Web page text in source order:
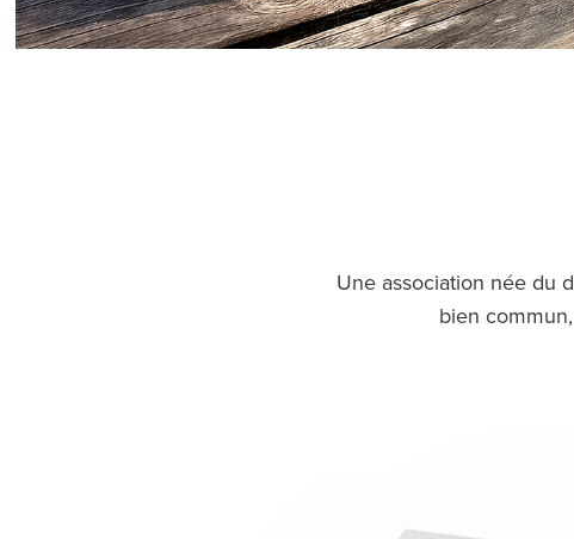
Une association née du
bien